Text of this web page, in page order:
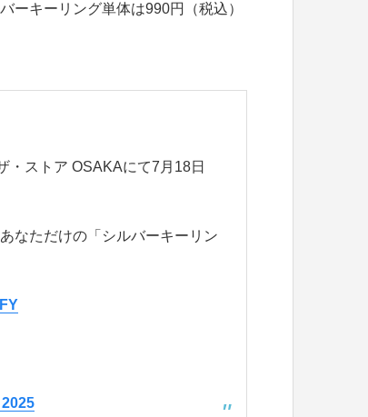
ーキーリング単体は990円（税込）
・ストア OSAKAにて7月18日
なただけの「シルバーキーリン